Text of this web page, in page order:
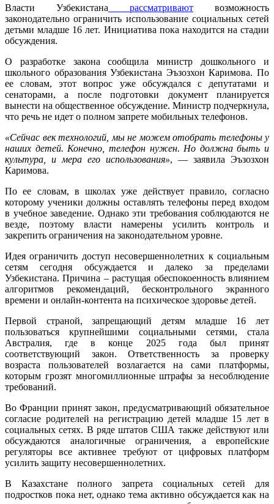
Власти Узбекистана рассматривают возможность
законодательно ограничить использование социальных сетей
детьми младше 16 лет. Инициатива пока находится на стадии
обсуждения.
О разработке закона сообщила министр дошкольного и
школьного образования Узбекистана Эъзозхон Каримова. По
ее словам, этот вопрос уже обсуждался с депутатами и
сенаторами, а после подготовки документ планируется
вынести на общественное обсуждение. Министр подчеркнула,
что речь не идет о полном запрете мобильных телефонов.
«Сейчас век технологий, мы не можем отобрать телефоны у
наших детей. Конечно, телефон нужен. Но должна быть и
культура, и мера его использования», — заявила Эъзозхон
Каримова.
По ее словам, в школах уже действует правило, согласно
которому ученики должны оставлять телефоны перед входом
в учебное заведение. Однако эти требования соблюдаются не
везде, поэтому власти намерены усилить контроль и
закрепить ограничения на законодательном уровне.
Идея ограничить доступ несовершеннолетних к социальным
сетям сегодня обсуждается и далеко за пределами
Узбекистана. Причина – растущая обеспокоенность влиянием
алгоритмов рекомендаций, бесконтрольного экранного
времени и онлайн-контента на психическое здоровье детей.
Первой страной, запрещающий детям младше 16 лет
пользоваться крупнейшими социальными сетями, стала
Австралия, где в конце 2025 года был принят
соответствующий закон. Ответственность за проверку
возраста пользователей возлагается на сами платформы,
которым грозят многомиллионные штрафы за несоблюдение
требований.
Во Франции принят закон, предусматривающий обязательное
согласие родителей на регистрацию детей младше 15 лет в
социальных сетях. В ряде штатов США также действуют или
обсуждаются аналогичные ограничения, а европейские
регуляторы все активнее требуют от цифровых платформ
усилить защиту несовершеннолетних.
В Казахстане полного запрета социальных сетей для
подростков пока нет, однако тема активно обсуждается как на